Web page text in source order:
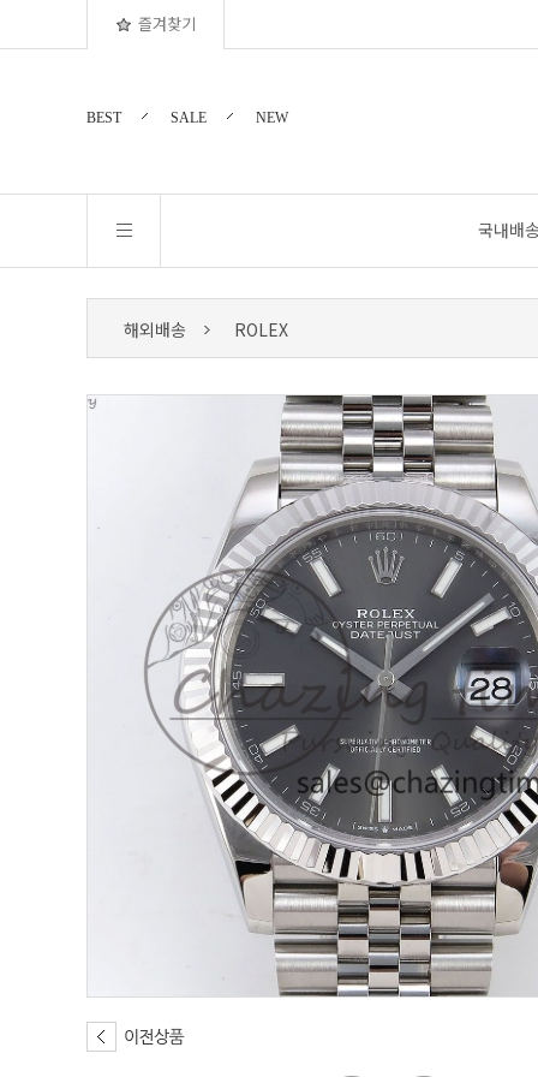
즐겨찾기
BEST SALE NEW
국내배
해외배송 ROLEX